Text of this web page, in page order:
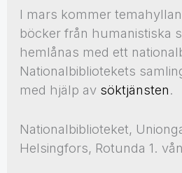
I mars kommer
böcker från humanistiska
hemlånas med ett
Nationalbibliotekets
med hjälp av söktjänsten.
Nationalbiblioteket,
Helsingfors, Rotunda 1.